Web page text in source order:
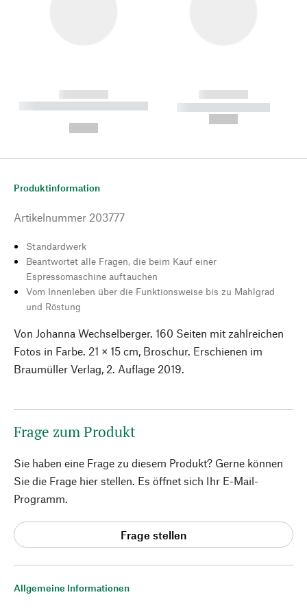
------------
----------- ----------- --------
------------
----------- -----------
Allgemeine Informationen
Produktinformation
Artikelnummer 203777
Standardwerk
Beantwortet alle Fragen, die beim Kauf einer
Espressomaschine auftauchen
Vom Innenleben über die Funktionsweise bis zu Mahlgrad
und Röstung
Von Johanna Wechselberger. 160 Seiten mit zahlreichen
Fotos in Farbe. 21 × 15 cm, Broschur. Erschienen im
Braumüller Verlag, 2. Auflage 2019.
Frage zum Produkt
Sie haben eine Frage zu diesem Produkt? Gerne können
Sie die Frage hier stellen. Es öffnet sich Ihr E-Mail-
Programm.
Frage stellen